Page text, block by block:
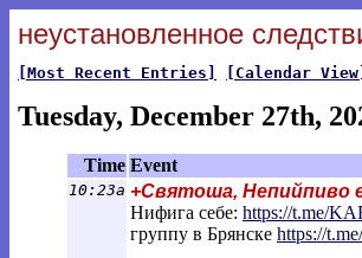
неустановленное
[Most Recent Entries] [Calendar View]
Tuesday, December 27th,
Time Event
10:23a +Святоша, Непийпиво
Нифига себе: https://t.me/
группу в Брянске https://